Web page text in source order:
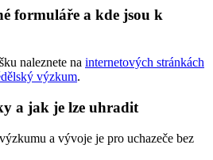
formuláře a kde jsou k
naleznete na internetových stránkách
výzkum.
a jak je lze uhradit
a vývoje je pro uchazeče bez